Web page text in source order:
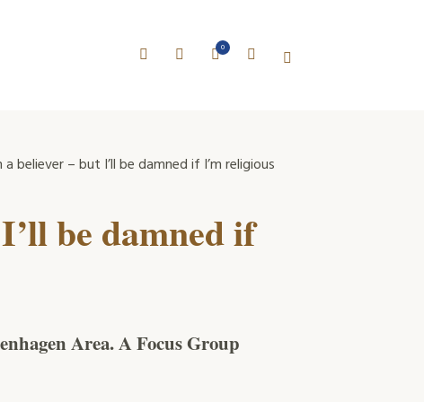
0
a believer – but I’ll be damned if I’m religious
be damned if
Area. A Focus Group